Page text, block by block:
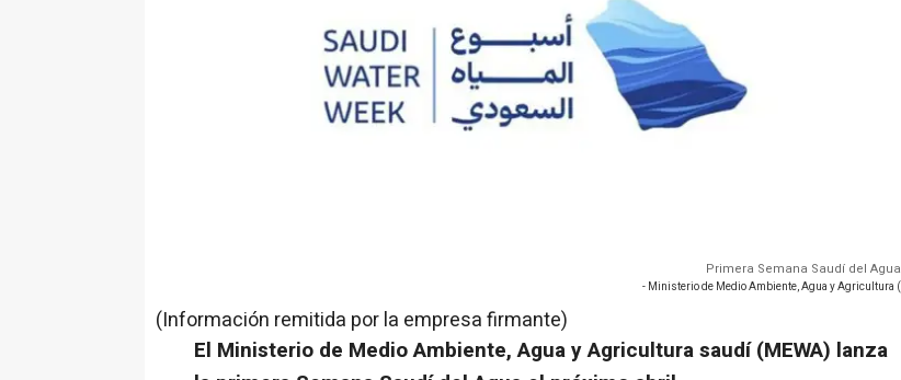
Primera Semana Saudí del Agua
- Ministerio de Medio Ambiente, Agua y Agricultura (
(Información remitida por la empresa firmante)
El Ministerio de Medio Ambiente, Agua y Agricultura saudí (MEWA) lanza